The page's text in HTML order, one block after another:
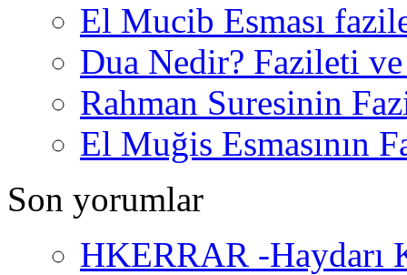
El Mucib Esması
Dua Nedir? Fazileti
Rahman Suresinin
El Muğis Esmasının
Son yorumlar
HKERRAR -Haydarı